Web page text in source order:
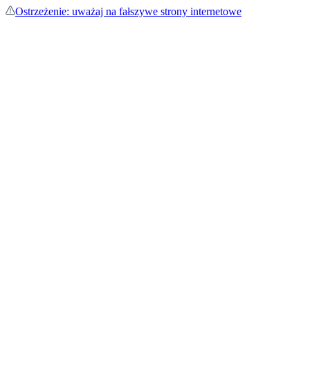
Ostrzeżenie: uważaj na fałszywe strony internetowe